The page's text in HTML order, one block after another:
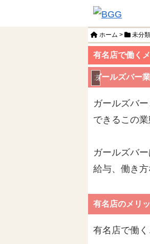
ホーム > 未分類
有名店で働く
未分類
ガールズバー
ガールズバ
できるこの
ガールズバ
給与、働き
有名店のメリ
有名店で働